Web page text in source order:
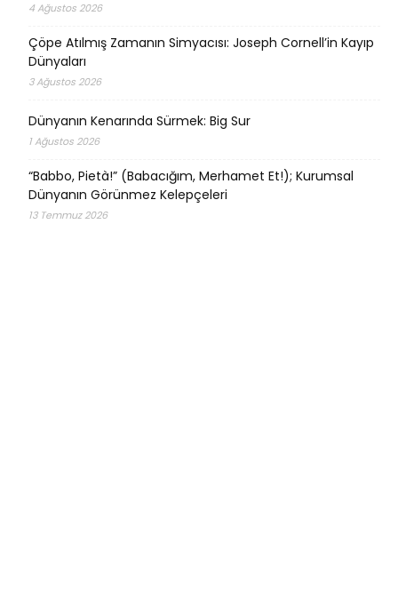
4 Ağustos 2026
Çöpe Atılmış Zamanın Simyacısı: Joseph Cornell’in Kayıp
Dünyaları
3 Ağustos 2026
Dünyanın Kenarında Sürmek: Big Sur
1 Ağustos 2026
“Babbo, Pietà!” (Babacığım, Merhamet Et!); Kurumsal
Dünyanın Görünmez Kelepçeleri
13 Temmuz 2026